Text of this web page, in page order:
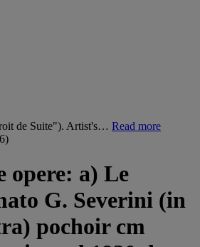
de Suite"). Artist's… Read more
opere: a) Le
G. Severini (in
pochoir cm